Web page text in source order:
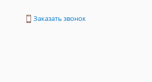
Заказать звонок